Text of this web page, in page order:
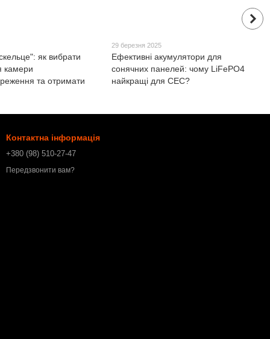
як вибрати
камери
та отримати
29 березня 2025
Ефективні акумулятори для
сонячних панелей: чому LiFePO4
найкращі для СЕС?
Контактна інформація
+380 (98) 510-27-47
Передзвонити вам?